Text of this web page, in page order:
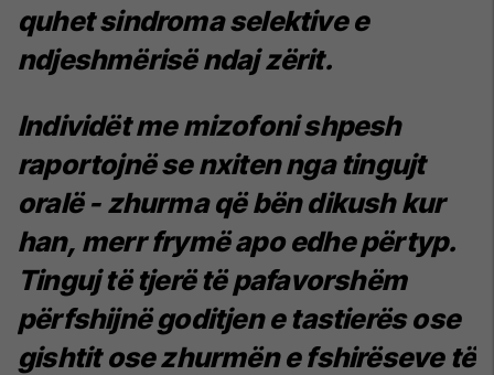
quhet sindroma selektive e
ndjeshmërisë ndaj zërit.
Individët me mizofoni shpesh
raportojnë se nxiten nga tingujt
oralë - zhurma që bën dikush kur
han, merr frymë apo edhe përtyp.
Tinguj të tjerë të pafavorshëm
përfshijnë goditjen e tastierës ose
gishtit ose zhurmën e fshirëseve të